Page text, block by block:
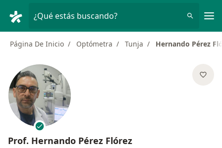
¿Qué estás buscando?
Página De Inicio Optómetra Tunja Hernando Pérez
Prof. Hernando Pérez Flórez